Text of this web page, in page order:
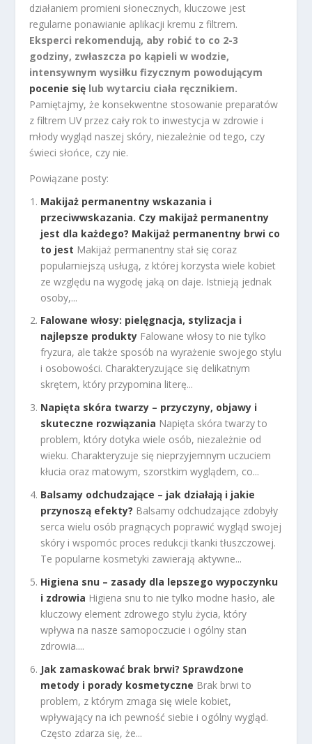
działaniem promieni słonecznych, kluczowe jest
regularne ponawianie aplikacji kremu z filtrem.
Eksperci rekomendują, aby robić to co 2-3
godziny, zwłaszcza po kąpieli w wodzie,
intensywnym wysiłku fizycznym powodującym
pocenie się lub wytarciu ciała ręcznikiem.
Pamiętajmy, że konsekwentne stosowanie preparatów
z filtrem UV przez cały rok to inwestycja w zdrowie i
młody wygląd naszej skóry, niezależnie od tego, czy
świeci słońce, czy nie.
Powiązane posty:
Makijaż permanentny wskazania i
przeciwwskazania. Czy makijaż permanentny
jest dla każdego? Makijaż permanentny brwi co
to jest Makijaż permanentny stał się coraz
popularniejszą usługą, z której korzysta wiele kobiet
ze względu na wygodę jaką on daje. Istnieją jednak
osoby,...
Falowane włosy: pielęgnacja, stylizacja i
najlepsze produkty Falowane włosy to nie tylko
fryzura, ale także sposób na wyrażenie swojego stylu
i osobowości. Charakteryzujące się delikatnym
skrętem, który przypomina literę...
Napięta skóra twarzy – przyczyny, objawy i
skuteczne rozwiązania Napięta skóra twarzy to
problem, który dotyka wiele osób, niezależnie od
wieku. Charakteryzuje się nieprzyjemnym uczuciem
kłucia oraz matowym, szorstkim wyglądem, co...
Balsamy odchudzające – jak działają i jakie
przynoszą efekty? Balsamy odchudzające zdobyły
serca wielu osób pragnących poprawić wygląd swojej
skóry i wspomóc proces redukcji tkanki tłuszczowej.
Te popularne kosmetyki zawierają aktywne...
Higiena snu – zasady dla lepszego wypoczynku
i zdrowia Higiena snu to nie tylko modne hasło, ale
kluczowy element zdrowego stylu życia, który
wpływa na nasze samopoczucie i ogólny stan
zdrowia....
Jak zamaskować brak brwi? Sprawdzone
metody i porady kosmetyczne Brak brwi to
problem, z którym zmaga się wiele kobiet,
wpływający na ich pewność siebie i ogólny wygląd.
Często zdarza się, że...